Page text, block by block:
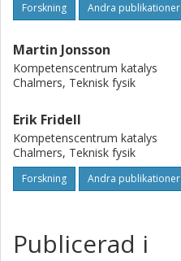
Forskning Andra publikationer
Martin Jonsson
Kompetenscentrum katalys
Chalmers, Teknisk fysik
Erik Fridell
Kompetenscentrum katalys
Chalmers, Teknisk fysik
Forskning Andra publikationer
Publicerad i